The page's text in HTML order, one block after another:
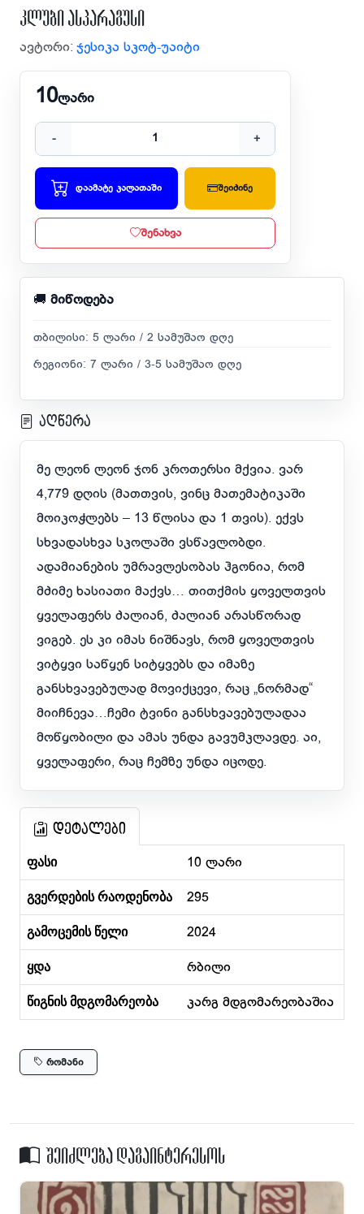
კლუბი ასპარაგუსი
ავტორი: ჯესიკა სკოტ-უაიტი
10ლარი
- +
დაამატე კალათაში შეიძინე
შენახვა
🚚 მიწოდება
თბილისი: 5 ლარი / 2 სამუშაო დღე
რეგიონი: 7 ლარი / 3-5 სამუშაო დღე
აღწერა
მე ლეონ ლეონ ჯონ კროთერსი მქვია. ვარ
4,779 დღის (მათთვის, ვინც მათემატიკაში
მოიკოჭლებს – 13 წლისა და 1 თვის). ექვს
სხვადასხვა სკოლაში ვსწავლობდი.
ადამიანების უმრავლესობას ჰგონია, რომ
მძიმე ხასიათი მაქვს… თითქმის ყოველთვის
ყველაფერს ძალიან, ძალიან არასწორად
ვიგებ. ეს კი იმას ნიშნავს, რომ ყოველთვის
ვიტყვი საწყენ სიტყვებს და იმაზე
განსხვავებულად მოვიქცევი, რაც „ნორმად“
მიიჩნევა…ჩემი ტვინი განსხვავებულადაა
მოწყობილი და ამას უნდა გავუმკლავდე. აი,
ყველაფერი, რაც ჩემზე უნდა იცოდე.
დეტალები
ფასი 10 ლარი
გვერდების რაოდენობა 295
გამოცემის წელი 2024
ყდა რბილი
წიგნის მდგომარეობა კარგ მდგომარეობაშია
რომანი
შეიძლება დაგაინტერესოს